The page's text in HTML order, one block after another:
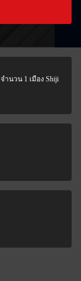
านวน 1 เมือง Shiji